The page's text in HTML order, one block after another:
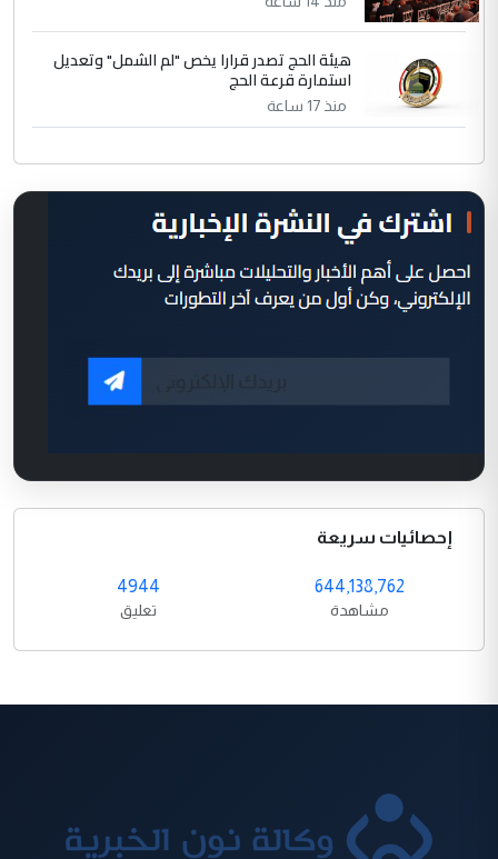
هيئة الحج تصدر قرارا يخص "لم الشمل" وتعديل
استمارة قرعة الحج
منذ 17 ساعة
إحصائيات سريعة
644,138,762
مشاهدة
4944
تعليق